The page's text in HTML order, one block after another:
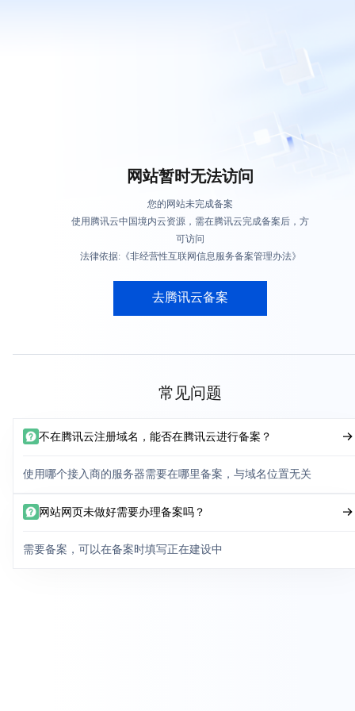
网站暂时无法访问
您的网站未完成备案
使用腾讯云中国境内云资源，需在腾讯云完成备案后，方
可访问
法律依据:《非经营性互联网信息服务备案管理办法》
去腾讯云备案
常见问题
不在腾讯云注册域名，能否在腾讯云进行备案？
使用哪个接入商的服务器需要在哪里备案，与域名位置无关
网站网页未做好需要办理备案吗？
需要备案，可以在备案时填写正在建设中